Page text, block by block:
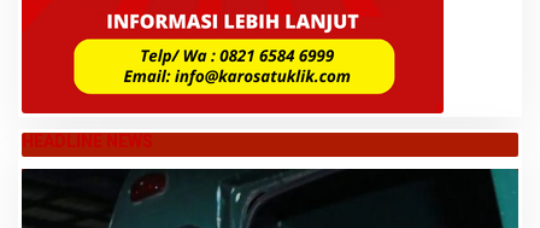
HEADLINE NEWS